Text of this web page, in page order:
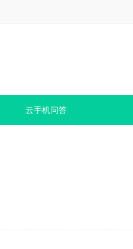
云手机问答